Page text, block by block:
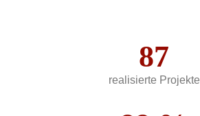
87
realisierte Projekte